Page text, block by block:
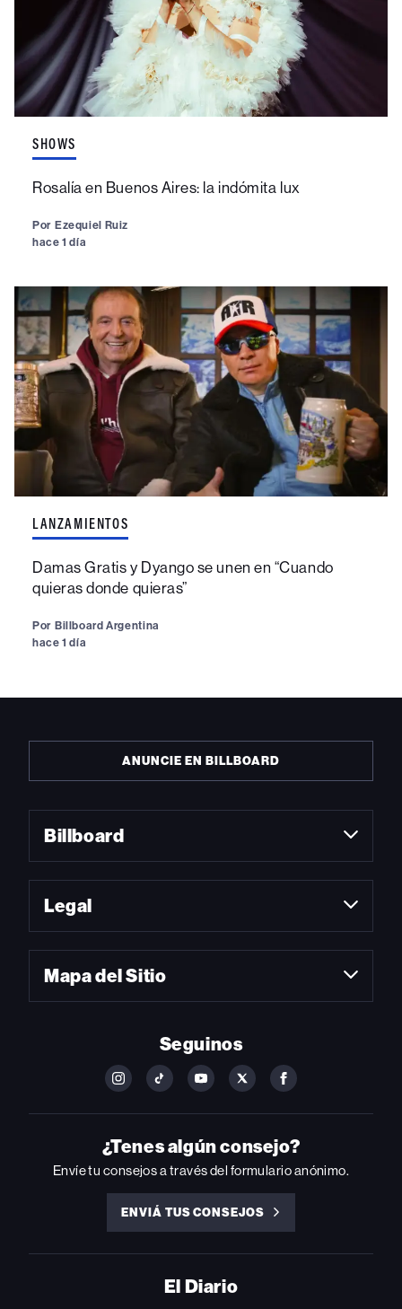
SHOWS
Rosalía en Buenos Aires: la indómita lux
Por Ezequiel Ruiz
hace 1 día
LANZAMIENTOS
Damas Gratis y Dyango se unen en “Cuando
quieras donde quieras”
Por Billboard Argentina
hace 1 día
ANUNCIE EN BILLBOARD
Billboard
Legal
Mapa del Sitio
Seguinos
FOLLOW
ON
INSTAGRAM
FOLLOW
ON
YOUTUBE
FOLLOW
ON
YOUTUBE
FOLLOW
ON
FOLLOW
ON
FACEBOOK
¿Tenes algún consejo?
Envíe tu consejos a través del formulario anónimo.
ENVIÁ TUS CONSEJOS
ENVIÁ
CONSEJOS
El Diario